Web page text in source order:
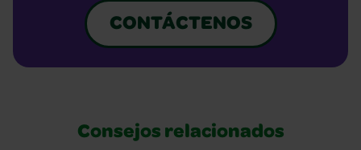
CONTÁCTENOS
Consejos relacionados